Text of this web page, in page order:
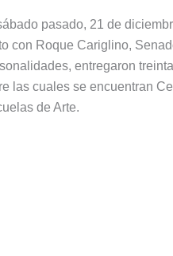
pasado, 21 de
con Roque Cariglino,
entregaron
las cuales se encuentran
de Arte.